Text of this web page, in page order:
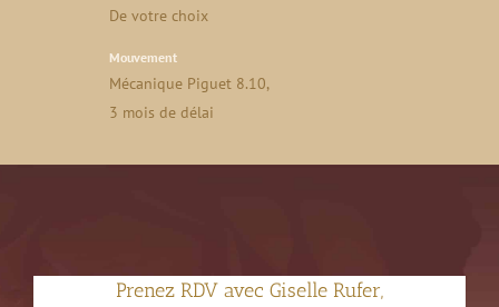
De votre choix
Mouvement
Mécanique Piguet 8.10,
3 mois de délai
Prenez RDV avec Giselle Rufer,